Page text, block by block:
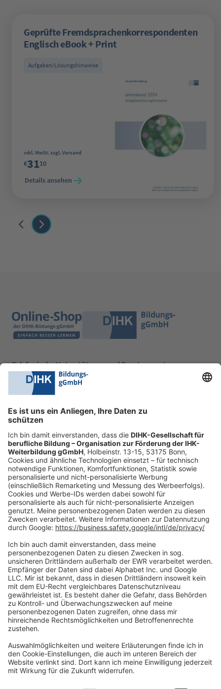
Geprüfte Fremdsprachenkorrespondenten
Englisch eBook + Print
Aufgaben/Lösungshinweise
Regulärer Preis:
inkl. MwSt. zzgl. Versand
€3110
Details ansehen
Telefonische Unterstützung und Beratung unter:
0228 6205 205
Fr.:
09:00-14:00 Uhr
shop@dihk-bildung.shop
Vertrag widerrufen
Zahlungsarten
Social Media
Oft Gesucht
Rund um die Prüfung